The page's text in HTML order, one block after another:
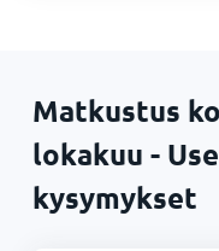
Matkustus
lokakuu -
kysymykset